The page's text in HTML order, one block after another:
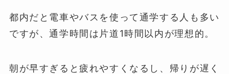
都内だと電車やバスを使って通学する人も多い
ですが、通学時間は片道1時間以内が理想的。
朝が早すぎると疲れやすくなるし、帰りが遅く